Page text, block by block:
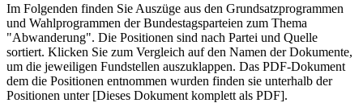
Im Folgenden finden Sie Auszüge aus den Grundsatz­program­men
und Wahl­program­men der Bundes­tags­parteien zum Thema
"Abwanderung". Die Posi­tionen sind nach Partei und Quelle
sortiert. Klicken Sie zum Vergleich auf den Namen der Dokumente,
um die jeweiligen Fundstellen aus­zu­klappen. Das PDF-Dokument
dem die Posi­tionen entnommen wurden finden sie unterhalb der
Positionen unter [Dieses Dokument komplett als PDF].